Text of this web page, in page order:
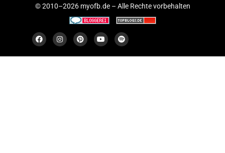
© 2010–2026 myofb.de – Alle Rechte vorbehalten